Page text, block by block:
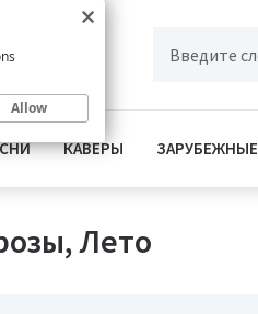
КАВЕРЫ ЗАРУБЕЖНЫЕ
Лето
Allow